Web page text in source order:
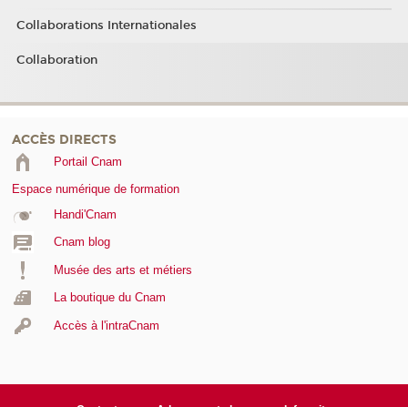
Collaborations Internationales
Collaboration
ACCÈS DIRECTS
Portail Cnam
Espace numérique de formation
Handi'Cnam
Cnam blog
Musée des arts et métiers
La boutique du Cnam
Accès à l'intraCnam